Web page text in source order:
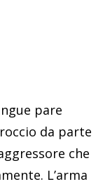
pare
da parte
che
L’arma